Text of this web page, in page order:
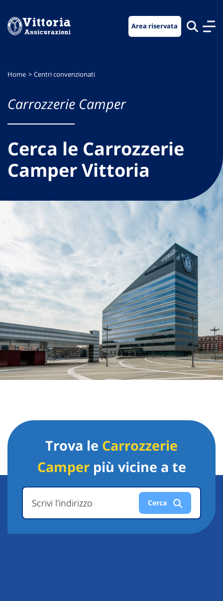
menu
contenuto
footer
Area riservata
Home Centri convenzionati
Carrozzerie Camper
Cerca le Carrozzerie
Camper Vittoria
Trova le Carrozzerie
Camperpiù vicine a te
Scrivi l'indirizzo Cerca